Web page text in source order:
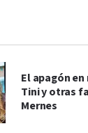
El apagón
Tini y otras
Mernes